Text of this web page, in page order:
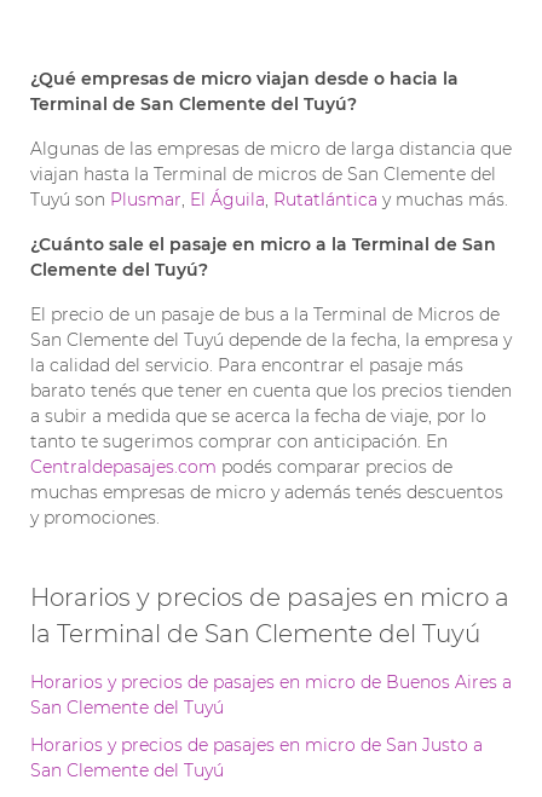
¿Qué empresas de micro viajan desde o hacia la
Terminal de San Clemente del Tuyú?
Algunas de las empresas de micro de larga distancia que
viajan hasta la Terminal de micros de San Clemente del
Tuyú son Plusmar, El Águila, Rutatlántica y muchas más.
¿Cuánto sale el pasaje en micro a la Terminal de San
Clemente del Tuyú?
El precio de un pasaje de bus a la Terminal de Micros de
San Clemente del Tuyú depende de la fecha, la empresa y
la calidad del servicio. Para encontrar el pasaje más
barato tenés que tener en cuenta que los precios tienden
a subir a medida que se acerca la fecha de viaje, por lo
tanto te sugerimos comprar con anticipación. En
Centraldepasajes.com podés comparar precios de
muchas empresas de micro y además tenés descuentos
y promociones.
Horarios y precios de pasajes en micro a
la Terminal de San Clemente del Tuyú
Horarios y precios de pasajes en micro de Buenos Aires a
San Clemente del Tuyú
Horarios y precios de pasajes en micro de San Justo a
San Clemente del Tuyú